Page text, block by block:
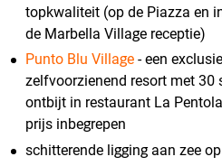
topkwaliteit (op de Piazza en
de Marbella Village receptie)
Punto Blu Village - een
zelfvoorzienend resort met
ontbijt in restaurant La
prijs inbegrepen
schitterende ligging aan zee